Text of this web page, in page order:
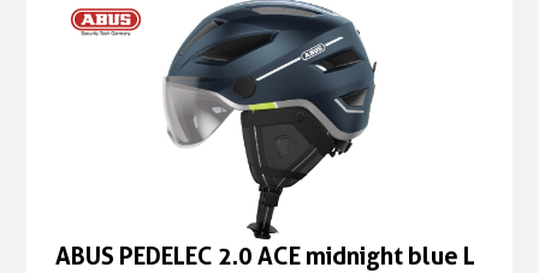
ABUS PEDELEC 2.0 ACE midnight blue L